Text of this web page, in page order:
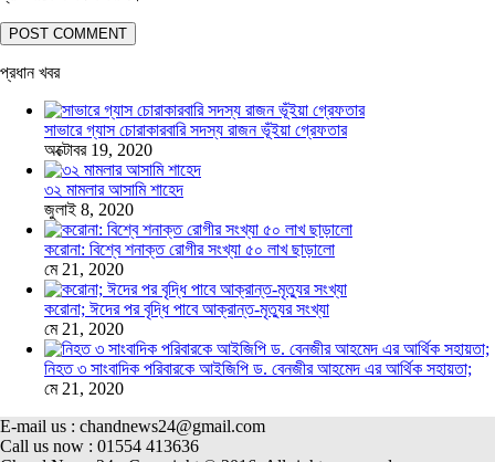
প্রধান খবর
সাভারে গ্যাস চোরাকারবারি সদস্য রাজন ভূঁইয়া গ্রেফতার
অক্টোবর 19, 2020
৩২ মামলার আসামি শাহেদ
জুলাই 8, 2020
করোনা: বিশ্বে শনাক্ত রোগীর সংখ্যা ৫০ লাখ ছাড়ালো
মে 21, 2020
করোনা; ঈদের পর বৃদ্ধি পাবে আক্রান্ত-মৃত্যুর সংখ্যা
মে 21, 2020
নিহত ৩ সাংবাদিক পরিবারকে আইজিপি ড. বেনজীর আহমেদ এর আর্থিক সহায়তা;
মে 21, 2020
E-mail us : chandnews24@gmail.com
Call us now : 01554 413636